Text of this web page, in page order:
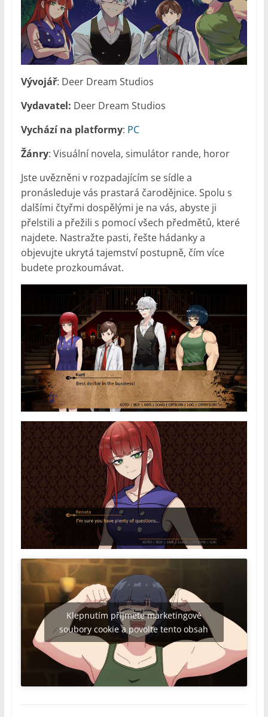
Vývojář: Deer Dream Studios
Vydavatel: Deer Dream Studios
Vychází na platformy: PC
Žánry: Visuální novela, simulátor rande, horor
Jste uvězněni v rozpadajícím se sídle a
pronásleduje vás prastará čarodějnice. Spolu s
dalšími čtyřmi dospělými je na vás, abyste ji
přelstili a přežili s pomocí všech předmětů, které
najdete. Nastražte pasti, řešte hádanky a
objevujte ukrytá tajemství postupně, čím více
budete prozkoumávat.
Klepnutím přijměte marketingové
soubory cookie a povolte tento obsah